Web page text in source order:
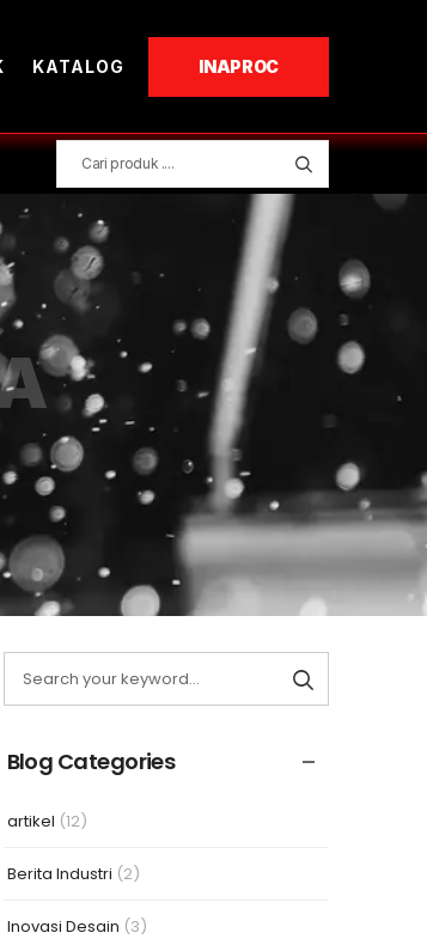
KATALOG INAPROC
Blog Categories
artikel (12)
Berita Industri (2)
Inovasi Desain (3)